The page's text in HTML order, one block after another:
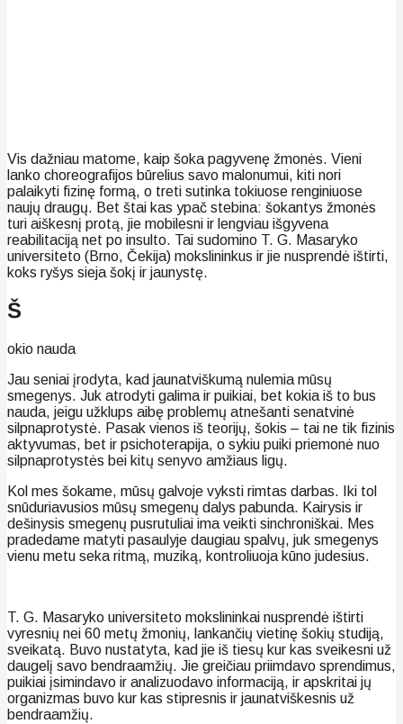
Vis dažniau matome, kaip šoka pagyvenę žmonės. Vieni
lanko choreografijos būrelius savo malonumui, kiti nori
palaikyti fizinę formą, o treti sutinka tokiuose renginiuose
naujų draugų. Bet štai kas ypač stebina: šokantys žmonės
turi aiškesnį protą, jie mobilesni ir lengviau išgyvena
reabilitaciją net po insulto. Tai sudomino T. G. Masaryko
universiteto (Brno, Čekija) mokslininkus ir jie nusprendė ištirti,
koks ryšys sieja šokį ir jaunystę.
Š
okio nauda
Jau seniai įrodyta, kad jaunatviškumą nulemia mūsų
smegenys. Juk atrodyti galima ir puikiai, bet kokia iš to bus
nauda, jeigu užklups aibę problemų atnešanti senatvinė
silpnaprotystė. Pasak vienos iš teorijų, šokis – tai ne tik fizinis
aktyvumas, bet ir psichoterapija, o sykiu puiki priemonė nuo
silpnaprotystės bei kitų senyvo amžiaus ligų.
Kol mes šokame, mūsų galvoje vyksti rimtas darbas. Iki tol
snūduriavusios mūsų smegenų dalys pabunda. Kairysis ir
dešinysis smegenų pusrutuliai ima veikti sinchroniškai. Mes
pradedame matyti pasaulyje daugiau spalvų, juk smegenys
vienu metu seka ritmą, muziką, kontroliuoja kūno judesius.
T. G. Masaryko universiteto mokslininkai nusprendė ištirti
vyresnių nei 60 metų žmonių, lankančių vietinę šokių studiją,
sveikatą. Buvo nustatyta, kad jie iš tiesų kur kas sveikesni už
daugelį savo bendraamžių. Jie greičiau priimdavo sprendimus,
puikiai įsimindavo ir analizuodavo informaciją, ir apskritai jų
organizmas buvo kur kas stipresnis ir jaunatviškesnis už
bendraamžių.